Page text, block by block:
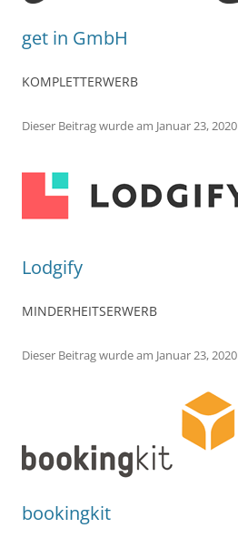
get in GmbH
KOMPLETTERWERB
Dieser Beitrag wurdeam Januar 23, 2020
Lodgify
MINDERHEITSERWERB
Dieser Beitrag wurdeam Januar 23, 2020
bookingkit